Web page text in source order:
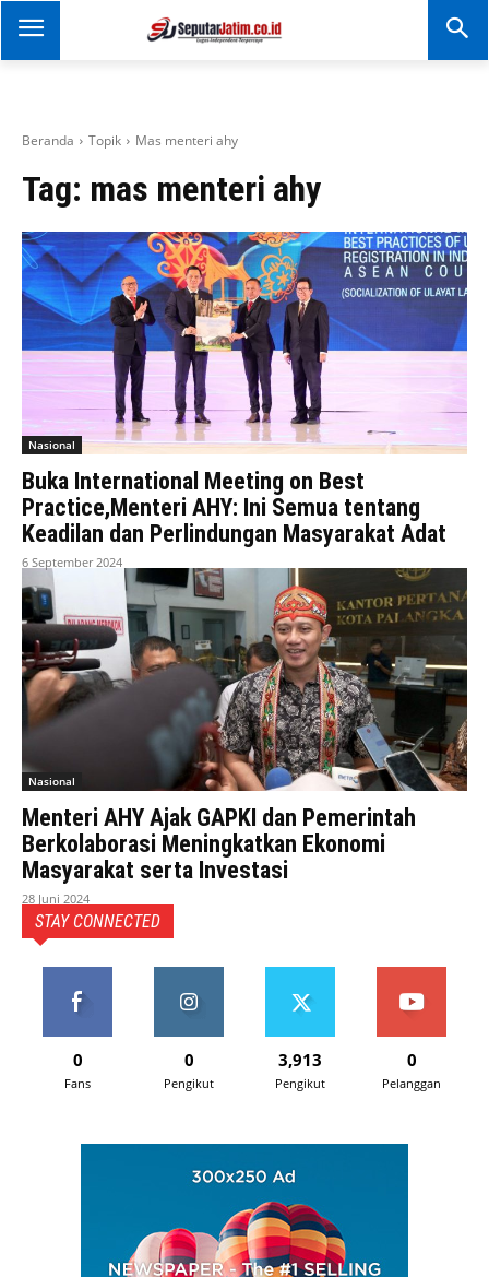
SEPUTAR JATIM
Portal Informasi Dan
Beranda Topik Mas menteri ahy
Tag: mas menteri ahy
Nasional
Buka International Meeting on Best
Practice,Menteri AHY: Ini Semua tentang
Keadilan dan Perlindungan Masyarakat Adat
6 September 2024
Nasional
Menteri AHY Ajak GAPKI dan Pemerintah
Berkolaborasi Meningkatkan Ekonomi
Masyarakat serta Investasi
28 Juni 2024
STAY CONNECTED
0
Fans
0
Pengikut
3,913
Pengikut
0
Pelanggan